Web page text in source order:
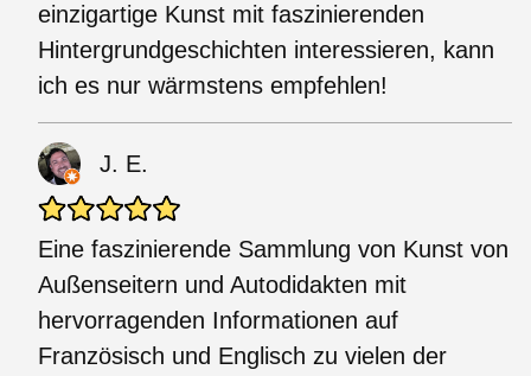
einzigartige Kunst mit faszinierenden
Hintergrundgeschichten interessieren, kann
ich es nur wärmstens empfehlen!
J. E.
Eine faszinierende Sammlung von Kunst von
Außenseitern und Autodidakten mit
hervorragenden Informationen auf
Französisch und Englisch zu vielen der